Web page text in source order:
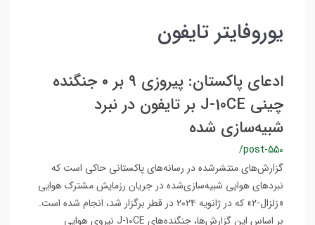
یوروفایتر تایفون
ادعای پاکستان: پیروزی ۹ بر ۰ جنگنده
چینی J-10CE بر تایفون در نبرد
شبیه‌سازی شده
/post-550
گزارش‌های منتشرشده در رسانه‌های پاکستانی حاکی است که
نبردهای هوایی شبیه‌سازی‌شده در جریان رزمایش مشترک هوایی
«زلزال-۲» که در ژانویه ۲۰۲۴ در قطر برگزار شد، انجام شده است.
بر اساس این گزارش‌ها، جنگنده‌های J-10CE نیروی هوایی